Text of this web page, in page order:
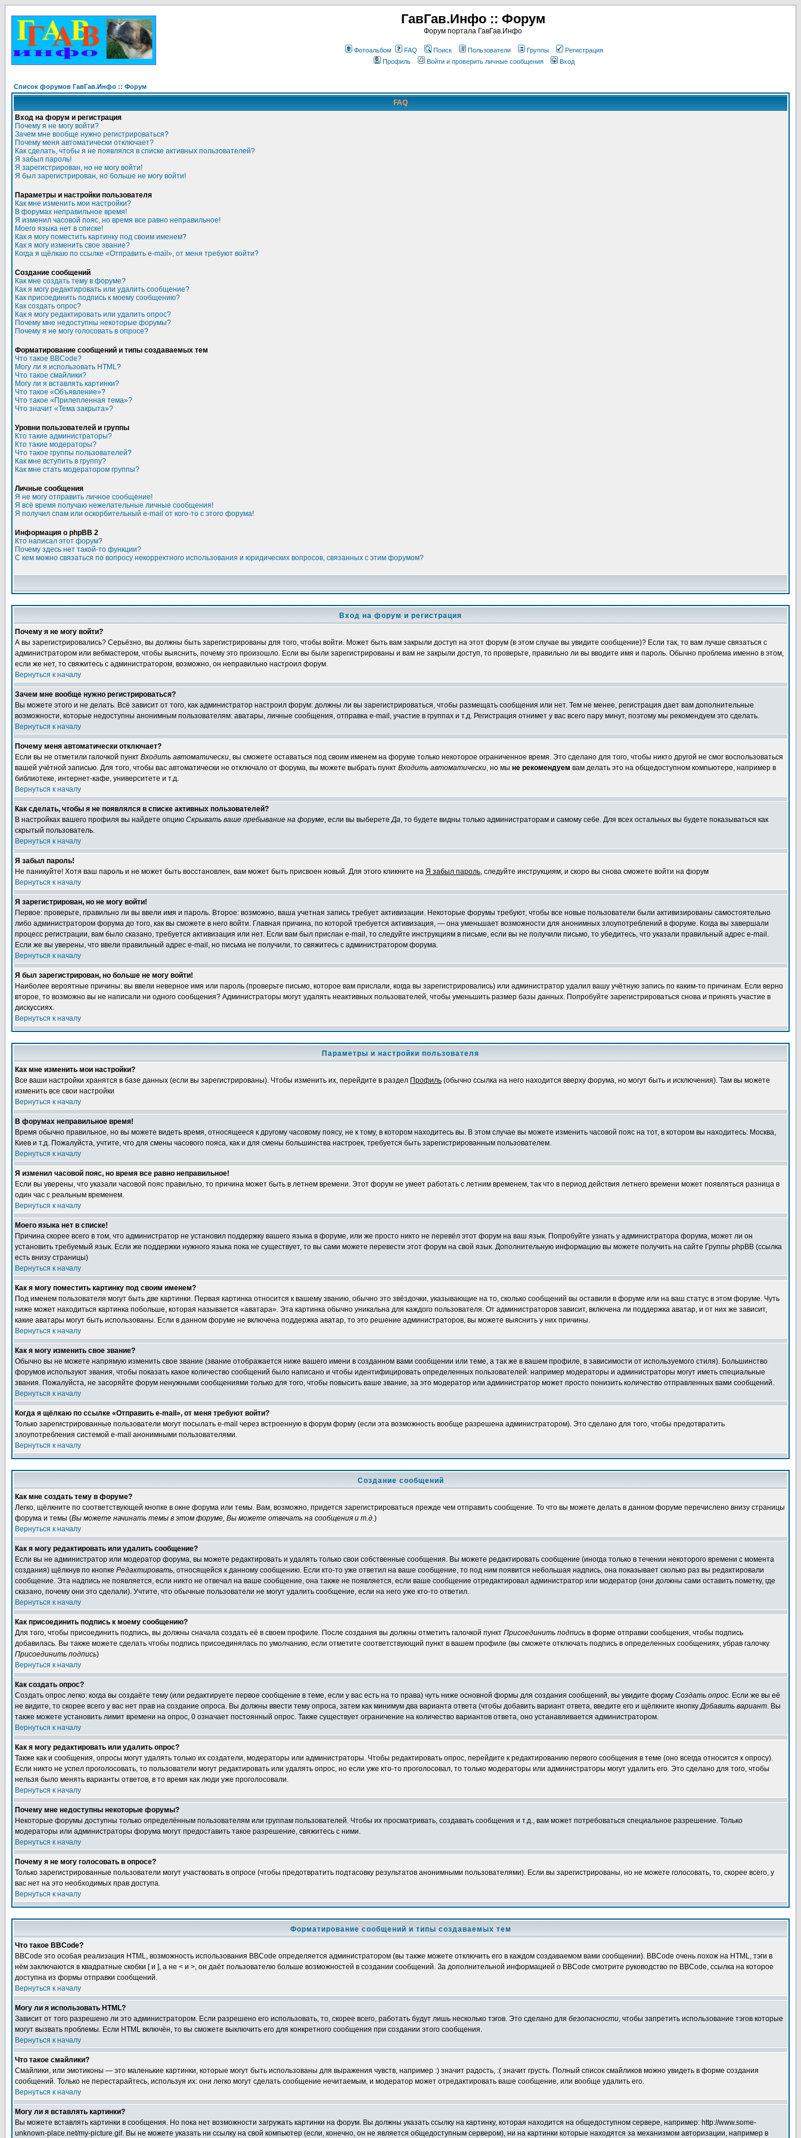
ГавГав.Инфо :: Форум
Форум портала ГавГав.Инфо
Фотоальбом FAQ Поиск Пользователи Группы
Регистрация
Профиль
Войти и проверить личные сообщения Вход
Список форумов ГавГав.Инфо :: Форум
FAQ
Вход на форум и регистрация
Почему я не могу войти?
Зачем мне вообще нужно регистрироваться?
Почему меня автоматически отключает?
Как сделать, чтобы я не появлялся в списке активных пользователей?
Я забыл пароль!
Я зарегистрирован, но не могу войти!
Я был зарегистрирован, но больше не могу войти!
Параметры и настройки пользователя
Как мне изменить мои настройки?
В форумах неправильное время!
Я изменил часовой пояс, но время все равно неправильное!
Моего языка нет в списке!
Как я могу поместить картинку под своим именем?
Как я могу изменить свое звание?
Когда я щёлкаю по ссылке «Отправить e-mail», от меня требуют войти?
Создание сообщений
Как мне создать тему в форуме?
Как я могу редактировать или удалить сообщение?
Как присоединить подпись к моему сообщению?
Как создать опрос?
Как я могу редактировать или удалить опрос?
Почему мне недоступны некоторые форумы?
Почему я не могу голосовать в опросе?
Форматирование сообщений и типы создаваемых тем
Что такое BBCode?
Могу ли я использовать HTML?
Что такое смайлики?
Могу ли я вставлять картинки?
Что такое «Объявление»?
Что такое «Прилепленная тема»?
Что значит «Тема закрыта»?
Уровни пользователей и группы
Кто такие администраторы?
Кто такие модераторы?
Что такое группы пользователей?
Как мне вступить в группу?
Как мне стать модератором группы?
Личные сообщения
Я не могу отправить личное сообщение!
Я всё время получаю нежелательные личные сообщения!
Я получил спам или оскорбительный e-mail от кого-то с этого форума!
Информация о phpBB 2
Кто написал этот форум?
Почему здесь нет такой-то функции?
С кем можно связаться по вопросу некорректного использования и юридических вопросов, связанных с этим форумом?
Вход на форум и регистрация
Почему я не могу войти?
А вы зарегистрировались? Серьёзно, вы должны быть зарегистрированы для того, чтобы войти. Может быть вам закрыли доступ на этот форум (в этом случае вы увидите сообщение)? Если так, то вам лучше связаться с
администратором или вебмастером, чтобы выяснить, почему это произошло. Если вы были зарегистрированы и вам не закрыли доступ, то проверьте, правильно ли вы вводите имя и пароль. Обычно проблема именно в этом,
если же нет, то свяжитесь с администратором, возможно, он неправильно настроил форум.
Вернуться к началу
Зачем мне вообще нужно регистрироваться?
Вы можете этого и не делать. Всё зависит от того, как администратор настроил форум: должны ли вы зарегистрироваться, чтобы размещать сообщения или нет. Тем не менее, регистрация дает вам дополнительные
возможности, которые недоступны анонимным пользователям: аватары, личные сообщения, отправка e-mail, участие в группах и т.д. Регистрация отнимет у вас всего пару минут, поэтому мы рекомендуем это сделать.
Вернуться к началу
Почему меня автоматически отключает?
Если вы не отметили галочкой пункт Входить автоматически, вы сможете оставаться под своим именем на форуме только некоторое ограниченное время. Это сделано для того, чтобы никто другой не смог воспользоваться
вашей учётной записью. Для того, чтобы вас автоматически не отключало от форума, вы можете выбрать пункт Входить автоматически, но мы не рекомендуем вам делать это на общедоступном компьютере, например в
библиотеке, интернет-кафе, университете и т.д.
Вернуться к началу
Как сделать, чтобы я не появлялся в списке активных пользователей?
В настройках вашего профиля вы найдете опцию Скрывать ваше пребывание на форуме, если вы выберетеДа, то будете видны только администраторам и самому себе. Для всех остальных вы будете показываться как
скрытый пользователь.
Вернуться к началу
Я забыл пароль!
Не паникуйте! Хотя ваш пароль и не может быть восстановлен, вам может быть присвоен новый. Для этого кликните на Я забыл пароль, следуйте инструкциям, и скоро вы снова сможете войти на форум
Вернуться к началу
Я зарегистрирован, но не могу войти!
Первое: проверьте, правильно ли вы ввели имя и пароль. Второе: возможно, ваша учетная запись требует активизации. Некоторые форумы требуют, чтобы все новые пользователи были активизированы самостоятельно
либо администратором форума до того, как вы сможете в него войти. Главная причина, по которой требуется активизация, — она уменьшает возможности для анонимных злоупотреблений в форуме. Когда вы завершали
процесс регистрации, вам было сказано, требуется активизация или нет. Если вам был прислан e-mail, то следуйте инструкциям в письме, если вы не получили письмо, то убедитесь, что указали правильный адрес e-mail.
Если же вы уверены, что ввели правильный адрес e-mail, но письма не получили, то свяжитесь с администратором форума.
Вернуться к началу
Я был зарегистрирован, но больше не могу войти!
Наиболее вероятные причины: вы ввели неверное имя или пароль (проверьте письмо, которое вам прислали, когда вы зарегистрировались) или администратор удалил вашу учётную запись по каким-то причинам. Если верно
второе, то возможно вы не написали ни одного сообщения? Администраторы могут удалять неактивных пользователей, чтобы уменьшить размер базы данных. Попробуйте зарегистрироваться снова и принять участие в
дискуссиях.
Вернуться к началу
Параметры и настройки пользователя
Как мне изменить мои настройки?
Все ваши настройки хранятся в базе данных (если вы зарегистрированы). Чтобы изменить их, перейдите в раздел Профиль (обычно ссылка на него находится вверху форума, но могут быть и исключения). Там вы можете
изменить все свои настройки
Вернуться к началу
В форумах неправильное время!
Время обычно правильное, но вы можете видеть время, относящееся к другому часовому поясу, не к тому, в котором находитесь вы. В этом случае вы можете изменить часовой пояс на тот, в котором вы находитесь: Москва,
Киев и т.д. Пожалуйста, учтите, что для смены часового пояса, как и для смены большинства настроек, требуется быть зарегистрированным пользователем.
Вернуться к началу
Я изменил часовой пояс, но время все равно неправильное!
Если вы уверены, что указали часовой пояс правильно, то причина может быть в летнем времени. Этот форум не умеет работать с летним временем, так что в период действия летнего времени может появляться разница в
один час с реальным временем.
Вернуться к началу
Моего языка нет в списке!
Причина скорее всего в том, что администратор не установил поддержку вашего языка в форуме, или же просто никто не перевёл этот форум на ваш язык. Попробуйте узнать у администратора форума, может ли он
установить требуемый язык. Если же поддержки нужного языка пока не существует, то вы сами можете перевести этот форум на свой язык. Дополнительную информацию вы можете получить на сайте Группы phpBB (ссылка
есть внизу страницы)
Вернуться к началу
Как я могу поместить картинку под своим именем?
Под именем пользователя могут быть две картинки. Первая картинка относится к вашему званию, обычно это звёздочки, указывающие на то, сколько сообщений вы оставили в форуме или на ваш статус в этом форуме. Чуть
ниже может находиться картинка побольше, которая называется «аватара». Эта картинка обычно уникальна для каждого пользователя. От администраторов зависит, включена ли поддержка аватар, и от них же зависит,
какие аватары могут быть использованы. Если в данном форуме не включена поддержка аватар, то это решение администраторов, вы можете выяснить у них причины.
Вернуться к началу
Как я могу изменить свое звание?
Обычно вы не можете напрямую изменить свое звание (звание отображается ниже вашего имени в созданном вами сообщении или теме, а так же в вашем профиле, в зависимости от используемого стиля). Большинство
форумов используют звания, чтобы показать какое количество сообщений было написано и чтобы идентифицировать определенных пользователей: например модераторы и администраторы могут иметь специальные
звания. Пожалуйста, не засоряйте форум ненужными сообщениями только для того, чтобы повысить ваше звание, за это модератор или администратор может просто понизить количество отправленных вами сообщений.
Вернуться к началу
Когда я щёлкаю по ссылке «Отправить e-mail», от меня требуют войти?
Только зарегистрированные пользователи могут посылать e-mail через встроенную в форум форму (если эта возможность вообще разрешена администратором). Это сделано для того, чтобы предотвратить
злоупотребления системой e-mail анонимными пользователями.
Вернуться к началу
Создание сообщений
Как мне создать тему в форуме?
Легко, щёлкните по соответствующей кнопке в окне форума или темы. Вам, возможно, придется зарегистрироваться прежде чем отправить сообщение. То что вы можете делать в данном форуме перечислено внизу страницы
форума и темы (Вы можете начинать темы в этом форуме, Вы можете отвечать на сообщения и т.д.)
Вернуться к началу
Как я могу редактировать или удалить сообщение?
Если вы не администратор или модератор форума, вы можете редактировать и удалять только свои собственные сообщения. Вы можете редактировать сообщение (иногда только в течении некоторого времени с момента
создания) щёлкнув по кнопке Редактировать, относящейся к данному сообщению. Если кто-то уже ответил на ваше сообщение, то под ним появится небольшая надпись, она показывает сколько раз вы редактировали
сообщение. Эта надпись не появляется, если никто не отвечал на ваше сообщение, она также не появляется, если ваше сообщение отредактировал администратор или модератор (они должны сами оставить пометку, где
сказано, почему они это сделали). Учтите, что обычные пользователи не могут удалить сообщение, если на него уже кто-то ответил.
Вернуться к началу
Как присоединить подпись к моему сообщению?
Для того, чтобы присоединить подпись, вы должны сначала создать её в своем профиле. После создания вы должны отметить галочкой пункт Присоединить подпись в форме отправки сообщения, чтобы подпись
добавилась. Вы также можете сделать чтобы подпись присоединялась по умолчанию, если отметите соответствующий пункт в вашем профиле (вы сможете отключать подпись в определенных сообщениях, убрав галочку
Присоединить подпись)
Вернуться к началу
Как создать опрос?
Создать опрос легко: когда вы создаёте тему (или редактируете первое сообщение в теме, если у вас есть на то права) чуть ниже основной формы для создания сообщений, вы увидите форму Создать опрос. Если же вы её
не видите, то скорее всего у вас нет прав на создание опроса. Вы должны ввести тему опроса, затем как минимум два варианта ответа (чтобы добавить вариант ответа, введите его и щёлкните кнопкуДобавить вариант. Вы
также можете установить лимит времени на опрос, 0 означает постоянный опрос. Также существует ограничение на количество вариантов ответа, оно устанавливается администратором.
Вернуться к началу
Как я могу редактировать или удалить опрос?
Также как и сообщения, опросы могут удалять только их создатели, модераторы или администраторы. Чтобы редактировать опрос, перейдите к редактированию первого сообщения в теме (оно всегда относится к опросу).
Если никто не успел проголосовать, то пользователи могут редактировать или удалять опрос, но если уже кто-то проголосовал, то только модераторы или администраторы могут удалить его. Это сделано для того, чтобы
нельзя было менять варианты ответов, в то время как люди уже проголосовали.
Вернуться к началу
Почему мне недоступны некоторые форумы?
Некоторые форумы доступны только определённым пользователям или группам пользователей. Чтобы их просматривать, создавать сообщения и т.д., вам может потребоваться специальное разрешение. Только
модераторы или администраторы форума могут предоставить такое разрешение, свяжитесь с ними.
Вернуться к началу
Почему я не могу голосовать в опросе?
Только зарегистрированные пользователи могут участвовать в опросе (чтобы предотвратить подтасовку результатов анонимными пользователями). Если вы зарегистрированы, но не можете голосовать, то, скорее всего, у
вас нет на это необходимых прав доступа.
Вернуться к началу
Форматирование сообщений и типы создаваемых тем
Что такое BBCode?
BBCode это особая реализация HTML, возможность использования BBCode определяется администратором (вы также можете отключить его в каждом создаваемом вами сообщении). BBCode очень похож на HTML, тэги в
нём заключаются в квадратные скобки [ и ], а не < и >, он даёт пользователю больше возможностей в создании сообщений. За дополнительной информацией о BBCode смотрите руководство по BBCode, ссылка на которое
доступна из формы отправки сообщений.
Вернуться к началу
Могу ли я использовать HTML?
Зависит от того разрешено ли это администратором. Если разрешено его использовать, то, скорее всего, работать будут лишь несколько тэгов. Это сделано для безопасности, чтобы запретить использование тэгов которые
могут вызвать проблемы. Если HTML включён, то вы сможете выключить его для конкретного сообщения при создании этого сообщения.
Вернуться к началу
Что такое смайлики?
Смайлики, или эмотиконы — это маленькие картинки, которые могут быть использованы для выражения чувств, например :) значит радость, :( значит грусть. Полный список смайликов можно увидеть в форме создания
сообщений. Только не перестарайтесь, используя их: они легко могут сделать сообщение нечитаемым, и модератор может отредактировать ваше сообщение, или вообще удалить его.
Вернуться к началу
Могу ли я вставлять картинки?
Вы можете вставлять картинки в сообщения. Но пока нет возможности загружать картинки на форум. Вы должны указать ссылку на картинку, которая находится на общедоступном сервере, например: http://www.some-
unknown-place.net/my-picture.gif. Вы не можете указать ни ссылку на свой компьютер (если, конечно, он не является общедоступным сервером), ни на картинки которые находятся за механизмом авторизации, например в